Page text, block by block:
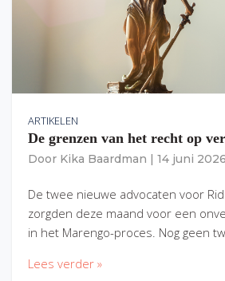
ARTIKELEN
De grenzen van het recht op
Door Kika Baardman 14 juni 2026
De twee nieuwe advocaten voor
zorgden deze maand voor een
in het Marengo-proces. Nog geen
Lees verder »